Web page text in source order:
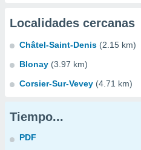
Localidades cercanas
Châtel-Saint-Denis (2.15 km)
Blonay (3.97 km)
Corsier-Sur-Vevey (4.71 km)
Tiempo...
PDF